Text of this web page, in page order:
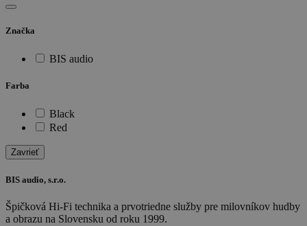
Značka
BIS audio
Farba
Black
Red
Zavrieť
BIS audio, s.r.o.
Špičková Hi-Fi technika a prvotriedne služby pre milovníkov hudby
a obrazu na Slovensku od roku 1999.